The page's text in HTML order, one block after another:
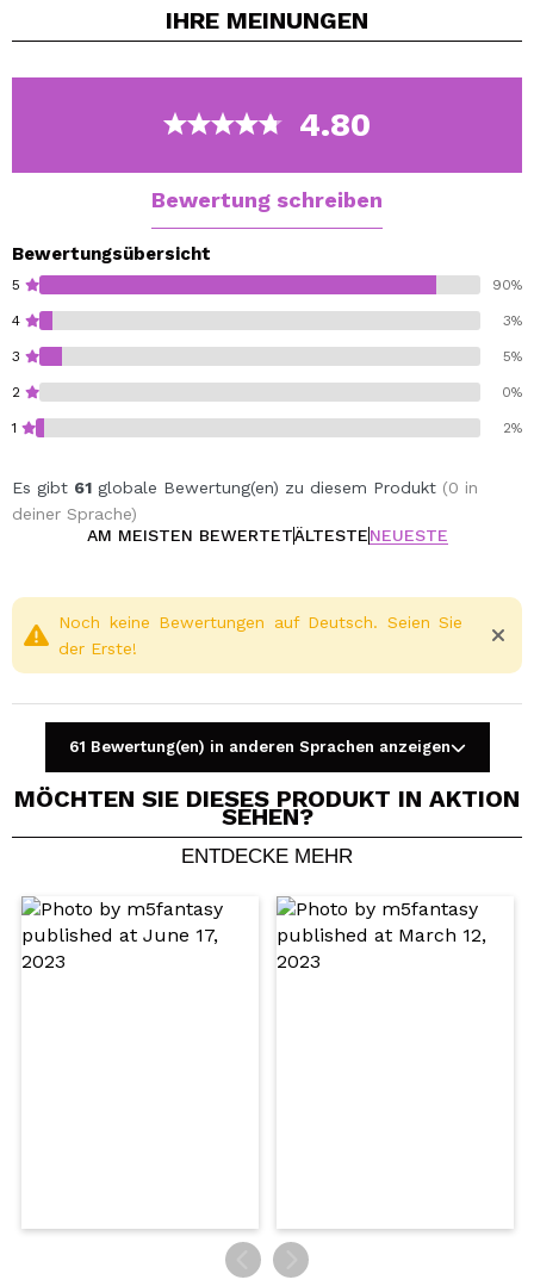
Sie können es im Bereich um die Augen, um Mund und
Nase auftragen, wobei Sie mit einem Concealer-Pinsel
helfen.
Für Veganer geeignet.
Geeignet für Vegetarier.
IHRE MEINUNGEN
4.80
Bewertung schreiben
Bewertungsübersicht
5 90%
4 3%
3 5%
2 0%
1 2%
Es gibt 61 globale Bewertung(en) zu diesem Produkt (0 in
deiner Sprache)
AM MEISTEN BEWERTETÄLTESTENEUESTE
Ein Video oder Foto teilen
Dein Video könnte das erste sein. Stell es dir vor...
Würden Sie diesen Kauf empfehlen?
Noch keine Bewertungen auf Deutsch. Seien Sie
der Erste!
61 Bewertung(en) in anderen Sprachen anzeigen
MÖCHTEN SIE DIESES PRODUKT IN AKTION
SEHEN?
ENTDECKE MEHR